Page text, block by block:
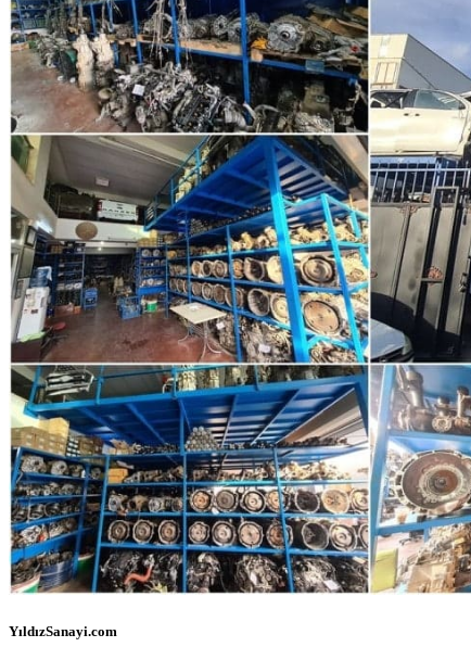
YıldızSanayi.com